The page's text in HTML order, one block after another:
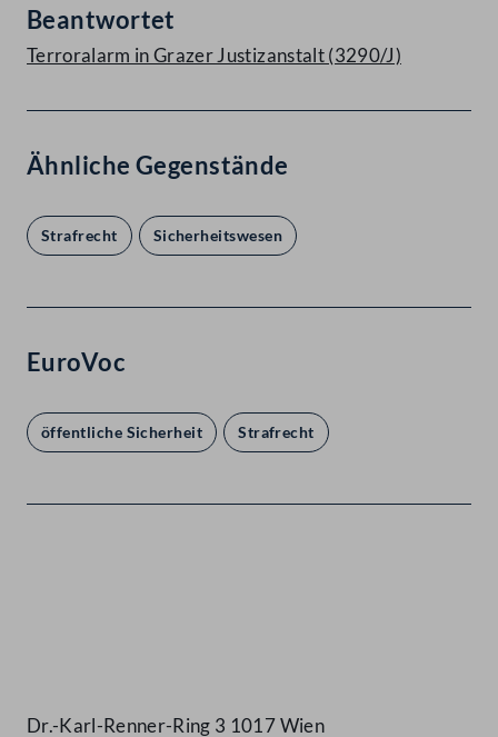
Beantwortet
Terroralarm in Grazer Justizanstalt (3290/J)
Ähnliche Gegenstände
Strafrecht Sicherheitswesen
EuroVoc
öffentliche Sicherheit Strafrecht
Dr.-Karl-Renner-Ring 3 1017 Wien